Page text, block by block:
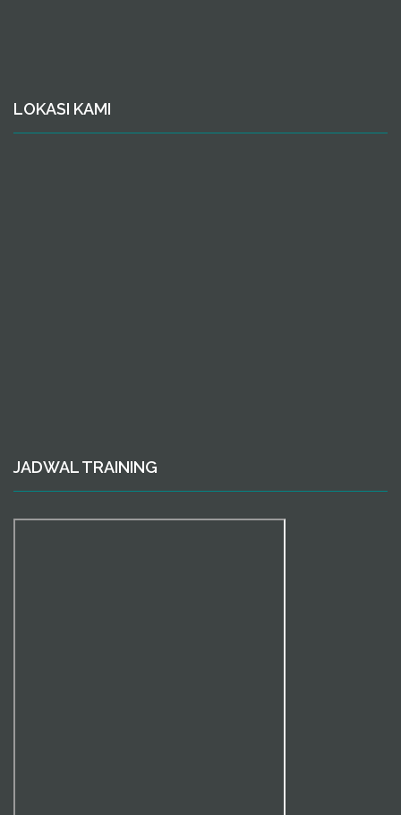
LOKASI KAMI
JADWAL TRAINING